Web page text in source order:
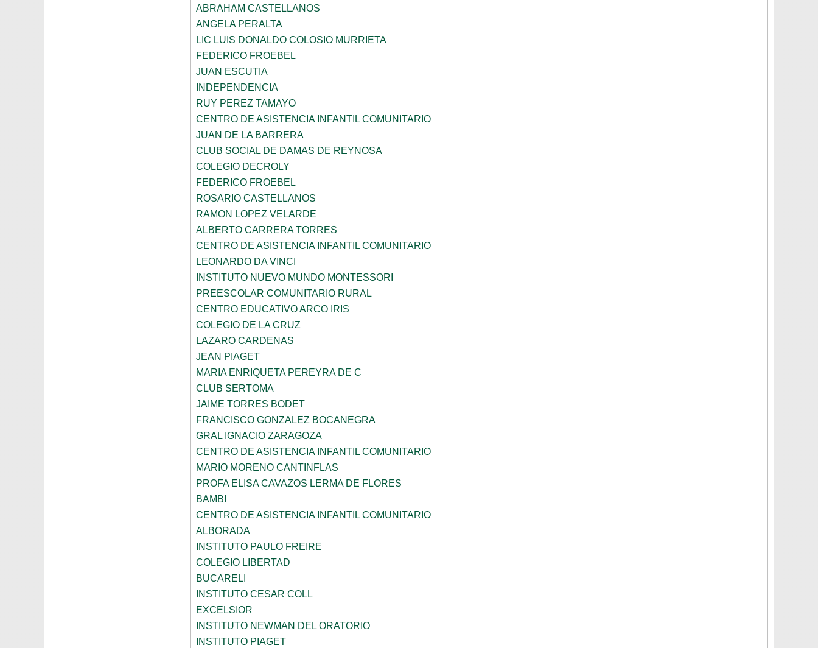
ABRAHAM CASTELLANOS
ANGELA PERALTA
LIC LUIS DONALDO COLOSIO MURRIETA
FEDERICO FROEBEL
JUAN ESCUTIA
INDEPENDENCIA
RUY PEREZ TAMAYO
CENTRO DE ASISTENCIA INFANTIL COMUNITARIO
JUAN DE LA BARRERA
CLUB SOCIAL DE DAMAS DE REYNOSA
COLEGIO DECROLY
FEDERICO FROEBEL
ROSARIO CASTELLANOS
RAMON LOPEZ VELARDE
ALBERTO CARRERA TORRES
CENTRO DE ASISTENCIA INFANTIL COMUNITARIO
LEONARDO DA VINCI
INSTITUTO NUEVO MUNDO MONTESSORI
PREESCOLAR COMUNITARIO RURAL
CENTRO EDUCATIVO ARCO IRIS
COLEGIO DE LA CRUZ
LAZARO CARDENAS
JEAN PIAGET
MARIA ENRIQUETA PEREYRA DE C
CLUB SERTOMA
JAIME TORRES BODET
FRANCISCO GONZALEZ BOCANEGRA
GRAL IGNACIO ZARAGOZA
CENTRO DE ASISTENCIA INFANTIL COMUNITARIO
MARIO MORENO CANTINFLAS
PROFA ELISA CAVAZOS LERMA DE FLORES
BAMBI
CENTRO DE ASISTENCIA INFANTIL COMUNITARIO
ALBORADA
INSTITUTO PAULO FREIRE
COLEGIO LIBERTAD
BUCARELI
INSTITUTO CESAR COLL
EXCELSIOR
INSTITUTO NEWMAN DEL ORATORIO
INSTITUTO PIAGET